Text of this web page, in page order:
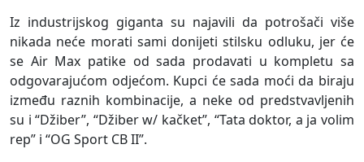
Iz industrijskog giganta su najavili da potrošači više
nikada neće morati sami donijeti stilsku odluku, jer će
se Air Max patike od sada prodavati u kompletu sa
odgovarajućom odjećom. Kupci će sada moći da biraju
između raznih kombinacije, a neke od predstvavljenih
su i “Džiber”, “Džiber w/ kačket”, “Tata doktor, a ja volim
rep” i “OG Sport CB II”.